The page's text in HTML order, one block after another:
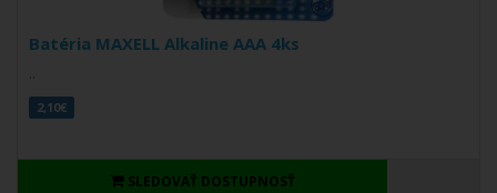
Batéria MAXELL Alkaline AAA 4ks
..
2,10€
SLEDOVAŤ DOSTUPNOSŤ